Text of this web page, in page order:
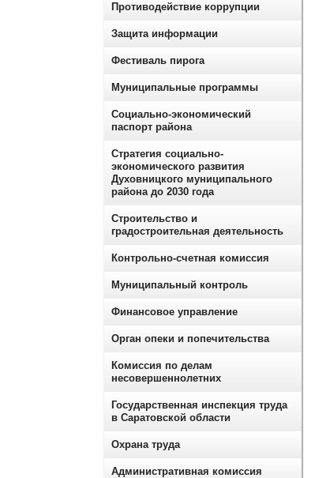
Противодействие коррупции
Защита информации
Фестиваль пирога
Муниципальные программы
Социально-экономический
паспорт района
Стратегия социально-
экономического развития
Духовницкого муниципального
района до 2030 года
Строительство и
градостроительная деятельность
Контрольно-счетная комиссия
Муниципальный контроль
Финансовое управление
Орган опеки и попечительства
Комиссия по делам
несовершеннолетних
Государственная инспекция труда
в Саратовской области
Охрана труда
Административная комиссия